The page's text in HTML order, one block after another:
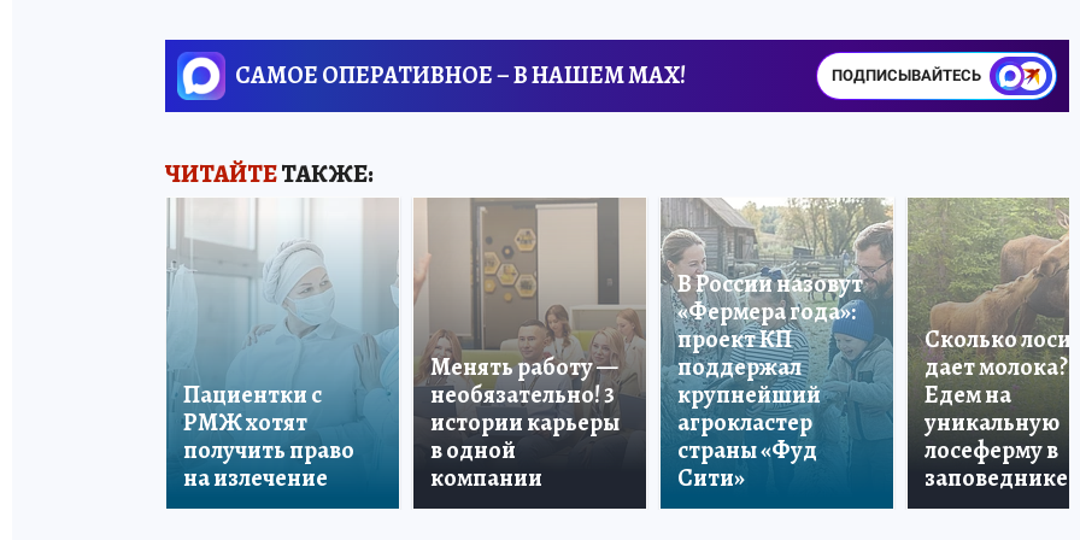
САМОЕ ОПЕРАТИВНОЕ – В НАШЕМ MAX! ПОДПИСЫВАЙТЕСЬ
ЧИТАЙТЕТАКЖЕ:
Пациентки с
РМЖ хотят
получить право
на излечение
Менять работу —
необязательно! 3
истории карьеры
в одной
компании
В России назовут
«Фермера года»:
проект КП
поддержал
крупнейший
агрокластер
страны «Фуд
Сити»
Сколько лосиха
дает молока?
Едем на
уникальную
лосеферму в
заповеднике!